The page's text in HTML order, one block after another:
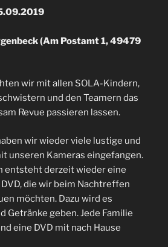
(Am Postamt 1, 49479
wir mit allen SOLA-Kindern,
und den Teamern das
Revue passieren lassen.
wir wieder viele lustige und
unseren Kameras eingefangen.
entsteht derzeit wieder eine
die wir beim Nachtreffen
möchten. Dazu wird es
Getränke geben. Jede Familie
eine DVD mit nach Hause